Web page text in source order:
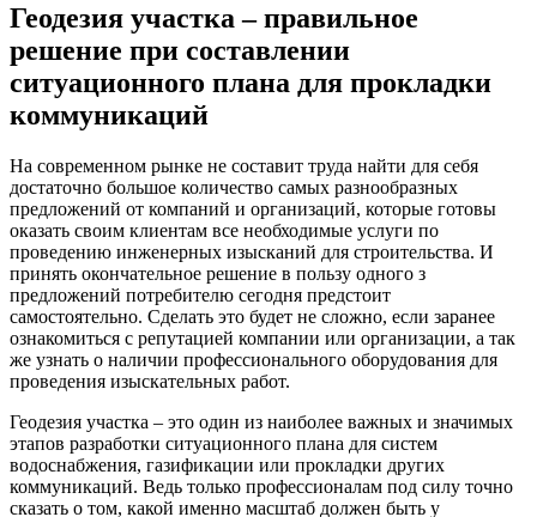
Геодезия участка – правильное
решение при составлении
ситуационного плана для прокладки
коммуникаций
На современном рынке не составит труда найти для себя
достаточно большое количество самых разнообразных
предложений от компаний и организаций, которые готовы
оказать своим клиентам все необходимые услуги по
проведению инженерных изысканий для строительства. И
принять окончательное решение в пользу одного з
предложений потребителю сегодня предстоит
самостоятельно. Сделать это будет не сложно, если заранее
ознакомиться с репутацией компании или организации, а так
же узнать о наличии профессионального оборудования для
проведения изыскательных работ.
Геодезия участка – это один из наиболее важных и значимых
этапов разработки ситуационного плана для систем
водоснабжения, газификации или прокладки других
коммуникаций. Ведь только профессионалам под силу точно
сказать о том, какой именно масштаб должен быть у